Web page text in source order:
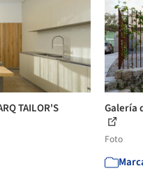
TAILOR'S
Galería
Foto